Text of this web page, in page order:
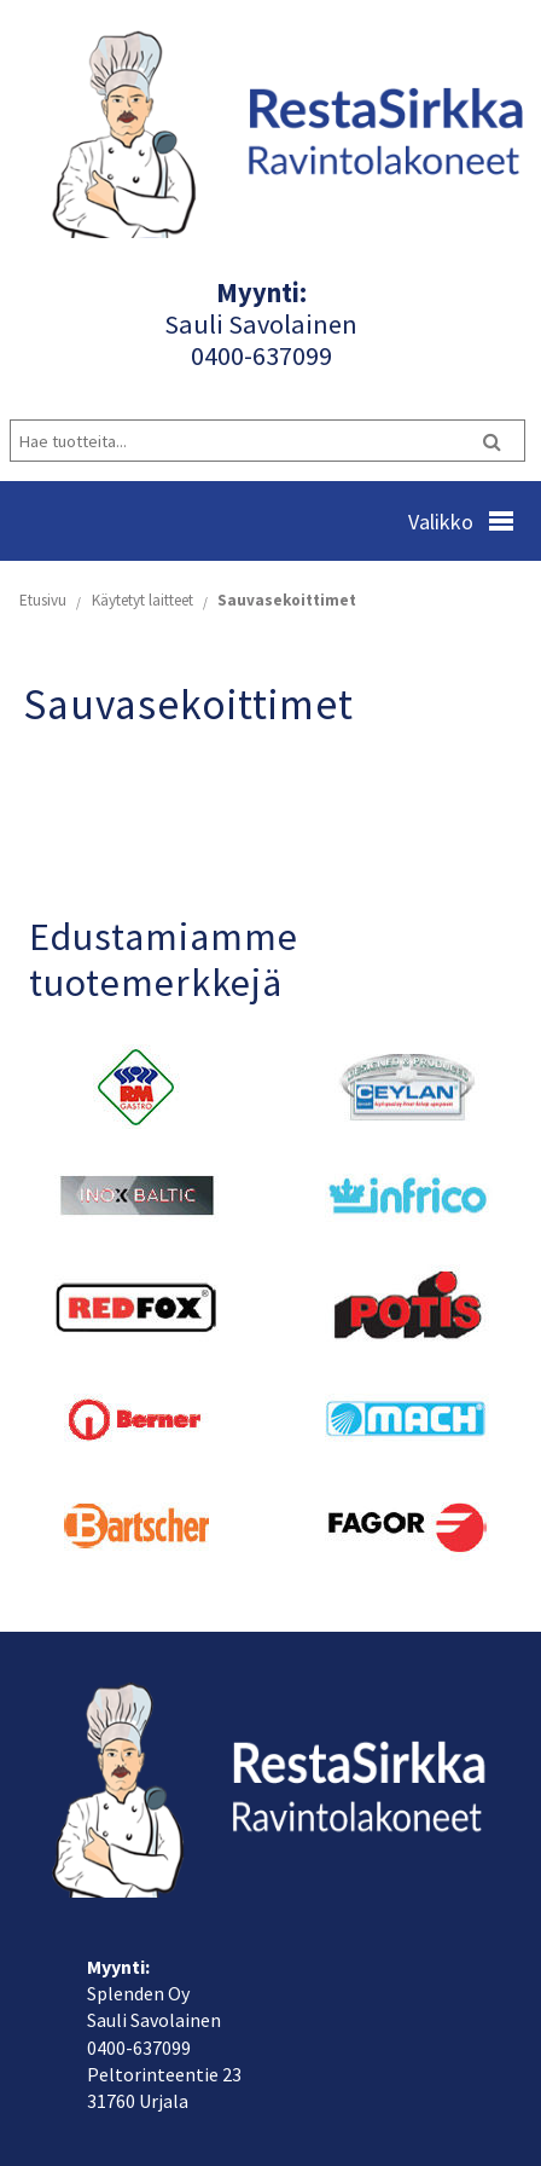
Myynti:
Sauli Savolainen
0400-637099
Valikko
Koneiden ja astioiden vuokraus
Etusivu Käytetyt laitteet Sauvasekoittimet
Sauvasekoittimet
Edustamiamme
tuotemerkkejä
Myynti:
Splenden Oy
Sauli Savolainen
0400-637099
Peltorinteentie 23
31760 Urjala